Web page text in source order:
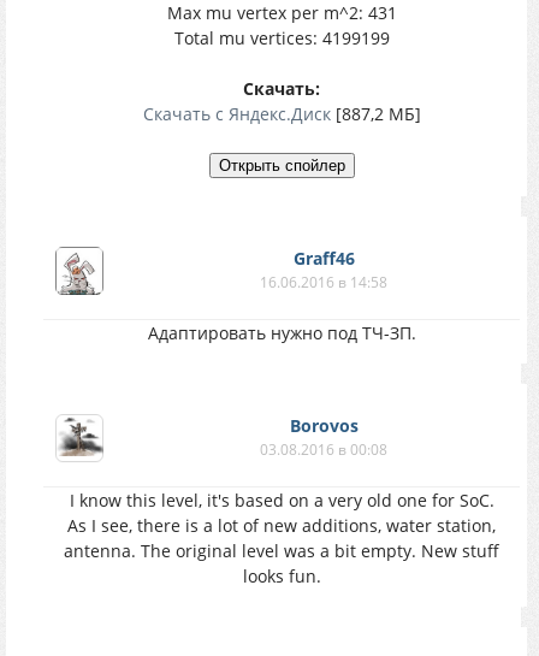
Max mu vertex per m^2: 431
Total mu vertices: 4199199
Скачать:
Скачать с Яндекс.Диск[887,2 МБ]
Graff46
16.06.2016 в 14:58
Адаптировать нужно под ТЧ-ЗП.
Borovos
03.08.2016 в 00:08
I know this level, it's based on a very old one for SoC.
As I see, there is a lot of new additions, water station,
antenna. The original level was a bit empty. New stuff
looks fun.